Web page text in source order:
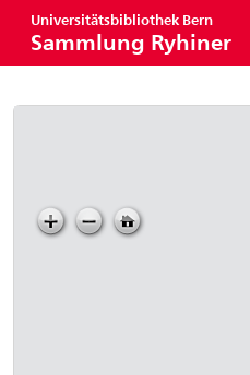
Universitätsbibliothek Bern
Sammlung Ryhiner